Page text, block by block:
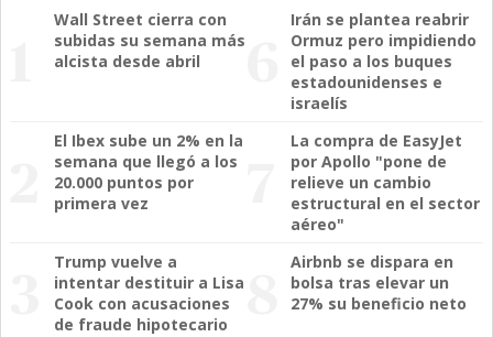
Wall Street cierra con
subidas su semana más
alcista desde abril
El Ibex sube un 2% en la
semana que llegó a los
20.000 puntos por
primera vez
Trump vuelve a
intentar destituir a Lisa
Cook con acusaciones
de fraude hipotecario
Irán se plantea reabrir
Ormuz pero impidiendo
el paso a los buques
estadounidenses e
israelís
La compra de EasyJet
por Apollo "pone de
relieve un cambio
estructural en el sector
aéreo"
Airbnb se dispara en
bolsa tras elevar un
27% su beneficio neto